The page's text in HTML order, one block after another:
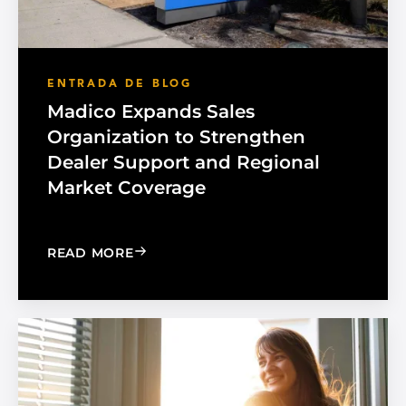
ENTRADA DE BLOG
Madico Expands Sales
Organization to Strengthen
Dealer Support and Regional
Market Coverage
READ MORE: MADICO EXPANDS SALES